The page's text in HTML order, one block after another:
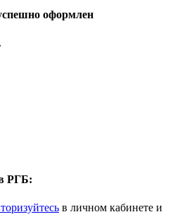
оформлен
РГБ:
в личном кабинете и